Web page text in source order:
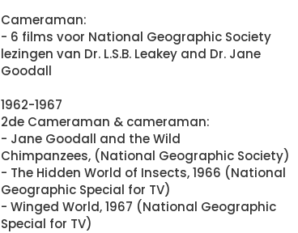
Cameraman:
- 6 films voor National Geographic Society
lezingen van Dr. L.S.B. Leakey and Dr. Jane
Goodall
1962-1967
2de Cameraman & cameraman:
- Jane Goodall and the Wild
Chimpanzees, (National Geographic Society)
- The Hidden World of Insects, 1966 (National
Geographic Special for TV)
- Winged World, 1967 (National Geographic
Special for TV)